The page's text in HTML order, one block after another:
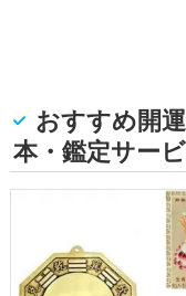
おすすめ開
本・鑑定サー